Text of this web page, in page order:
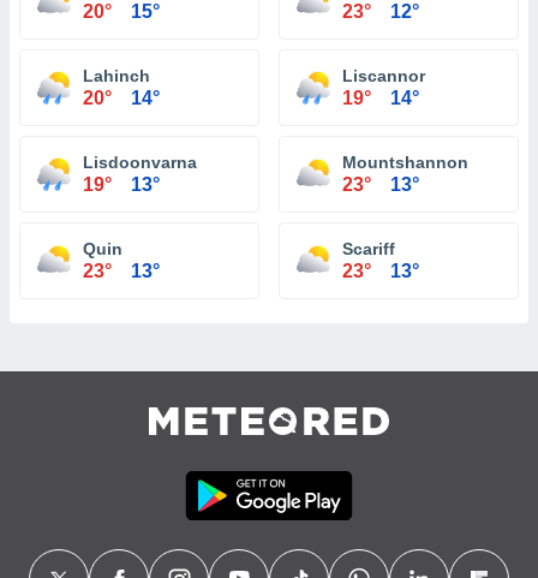
20° 15° 23° 12°
Lahinch
20° 14°
Liscannor
19° 14°
Lisdoonvarna
19° 13°
Mountshannon
23° 13°
Quin
23° 13°
Scariff
23° 13°